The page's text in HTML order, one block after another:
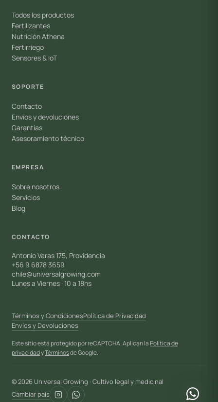
Todos los productos
Fertilizantes
Nutrición Athena
Fertirriego
Sensores & IoT
SOPORTE
Contacto
Envíos y devoluciones
Garantías
Asesoramiento técnico
EMPRESA
Sobre nosotros
Servicios
Blog
CONTACTO
Antonio Varas 175, Providencia
+56 9 6878 3659
chile@universalgrowing.com
Lunes a Viernes · 10 a 18hs
Términos y CondicionesPolítica de Privacidad
Envíos y Devoluciones
Este sitio está protegido por reCAPTCHA. Aplican la Política de
privacidadyTérminosde Google.
© 2026 Universal Growing · Cultivo legal y medicinal
Cambiar país